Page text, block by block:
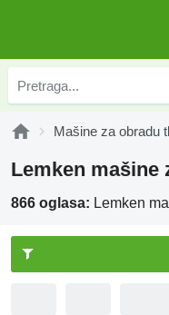
Mašine za obradu
Lemken mašine
866 oglasa: Lemken